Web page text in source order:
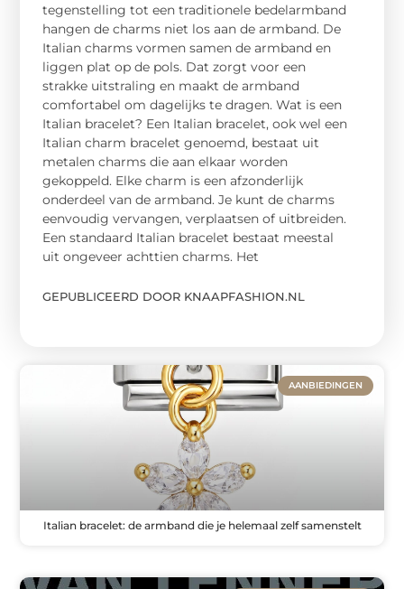
tegenstelling tot een traditionele bedelarmband
hangen de charms niet los aan de armband. De
Italian charms vormen samen de armband en
liggen plat op de pols. Dat zorgt voor een
strakke uitstraling en maakt de armband
comfortabel om dagelijks te dragen. Wat is een
Italian bracelet? Een Italian bracelet, ook wel een
Italian charm bracelet genoemd, bestaat uit
metalen charms die aan elkaar worden
gekoppeld. Elke charm is een afzonderlijk
onderdeel van de armband. Je kunt de charms
eenvoudig vervangen, verplaatsen of uitbreiden.
Een standaard Italian bracelet bestaat meestal
uit ongeveer achttien charms. Het
GEPUBLICEERD DOOR KNAAPFASHION.NL
AANBIEDINGEN
Italian bracelet: de armband die je helemaal zelf samenstelt